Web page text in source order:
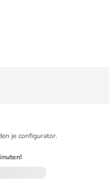
je configurator.